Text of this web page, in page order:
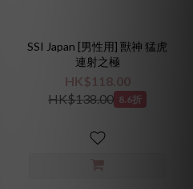
SSI Japan [男性用] 獸神 猛虎
連射之極
HK$118.00
HK$138.00 8.6折